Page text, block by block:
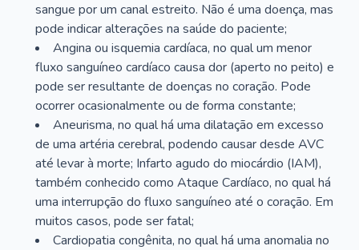
sangue por um canal estreito. Não é uma doença, mas
pode indicar alterações na saúde do paciente;
Angina ou isquemia cardíaca, no qual um menor
fluxo sanguíneo cardíaco causa dor (aperto no peito) e
pode ser resultante de doenças no coração. Pode
ocorrer ocasionalmente ou de forma constante;
Aneurisma, no qual há uma dilatação em excesso
de uma artéria cerebral, podendo causar desde AVC
até levar à morte; Infarto agudo do miocárdio (IAM),
também conhecido como Ataque Cardíaco, no qual há
uma interrupção do fluxo sanguíneo até o coração. Em
muitos casos, pode ser fatal;
Cardiopatia congênita, no qual há uma anomalia no